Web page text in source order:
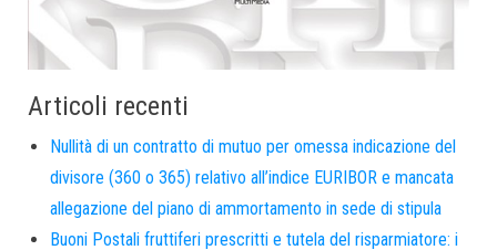
Articoli recenti
Nullità di un contratto di mutuo per omessa indicazione del
divisore (360 o 365) relativo all’indice EURIBOR e mancata
allegazione del piano di ammortamento in sede di stipula
Buoni Postali fruttiferi prescritti e tutela del risparmiatore: i